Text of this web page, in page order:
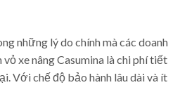
những lý do chính mà các doanh
xe nâng Casumina là chi phí tiết
Với chế độ bảo hành lâu dài và ít